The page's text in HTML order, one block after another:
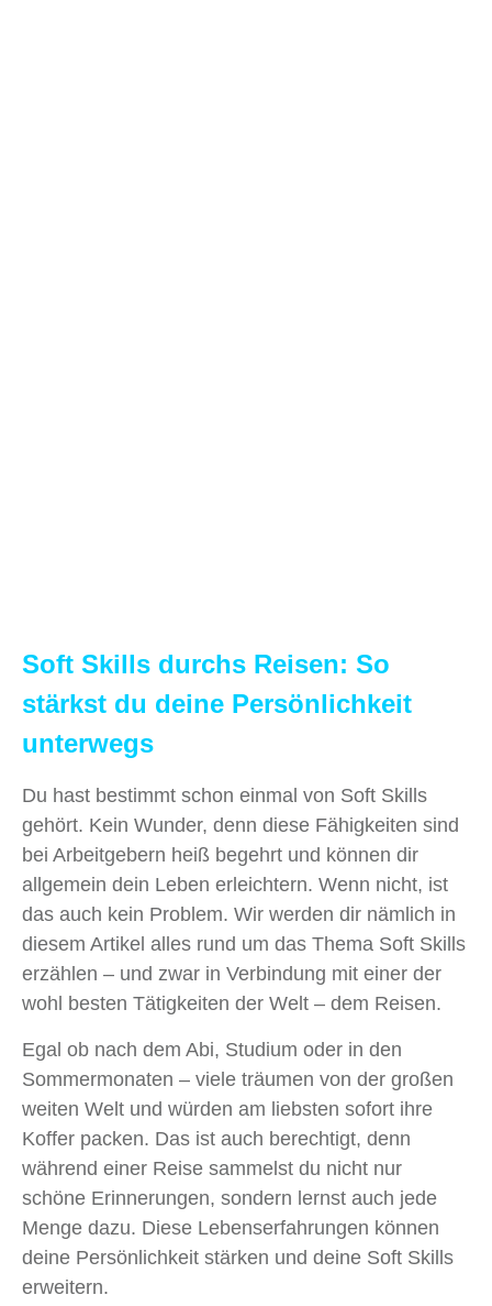
Soft Skills durchs Reisen: So
stärkst du deine Persönlichkeit
unterwegs
Du hast bestimmt schon einmal von Soft Skills
gehört. Kein Wunder, denn diese Fähigkeiten sind
bei Arbeitgebern heiß begehrt und können dir
allgemein dein Leben erleichtern. Wenn nicht, ist
das auch kein Problem. Wir werden dir nämlich in
diesem Artikel alles rund um das Thema Soft Skills
erzählen – und zwar in Verbindung mit einer der
wohl besten Tätigkeiten der Welt – dem Reisen.
Egal ob nach dem Abi, Studium oder in den
Sommermonaten – viele träumen von der großen
weiten Welt und würden am liebsten sofort ihre
Koffer packen. Das ist auch berechtigt, denn
während einer Reise sammelst du nicht nur
schöne Erinnerungen, sondern lernst auch jede
Menge dazu. Diese Lebenserfahrungen können
deine Persönlichkeit stärken und deine Soft Skills
erweitern.